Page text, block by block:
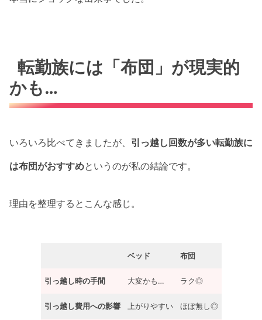
転勤族には「布団」が現実的
かも…
いろいろ比べてきましたが、 引っ越し回数が多い転勤族に
は布団がおすすめというのが私の結論です。
理由を整理するとこんな感じ。
ベッド 布団
引っ越し時の手間 大変かも… ラク◎
引っ越し費用への影響 上がりやすい ほぼ無し◎